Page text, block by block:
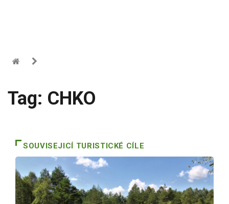
Tag: CHKO
SOUVISEJICÍ TURISTICKÉ CÍLE